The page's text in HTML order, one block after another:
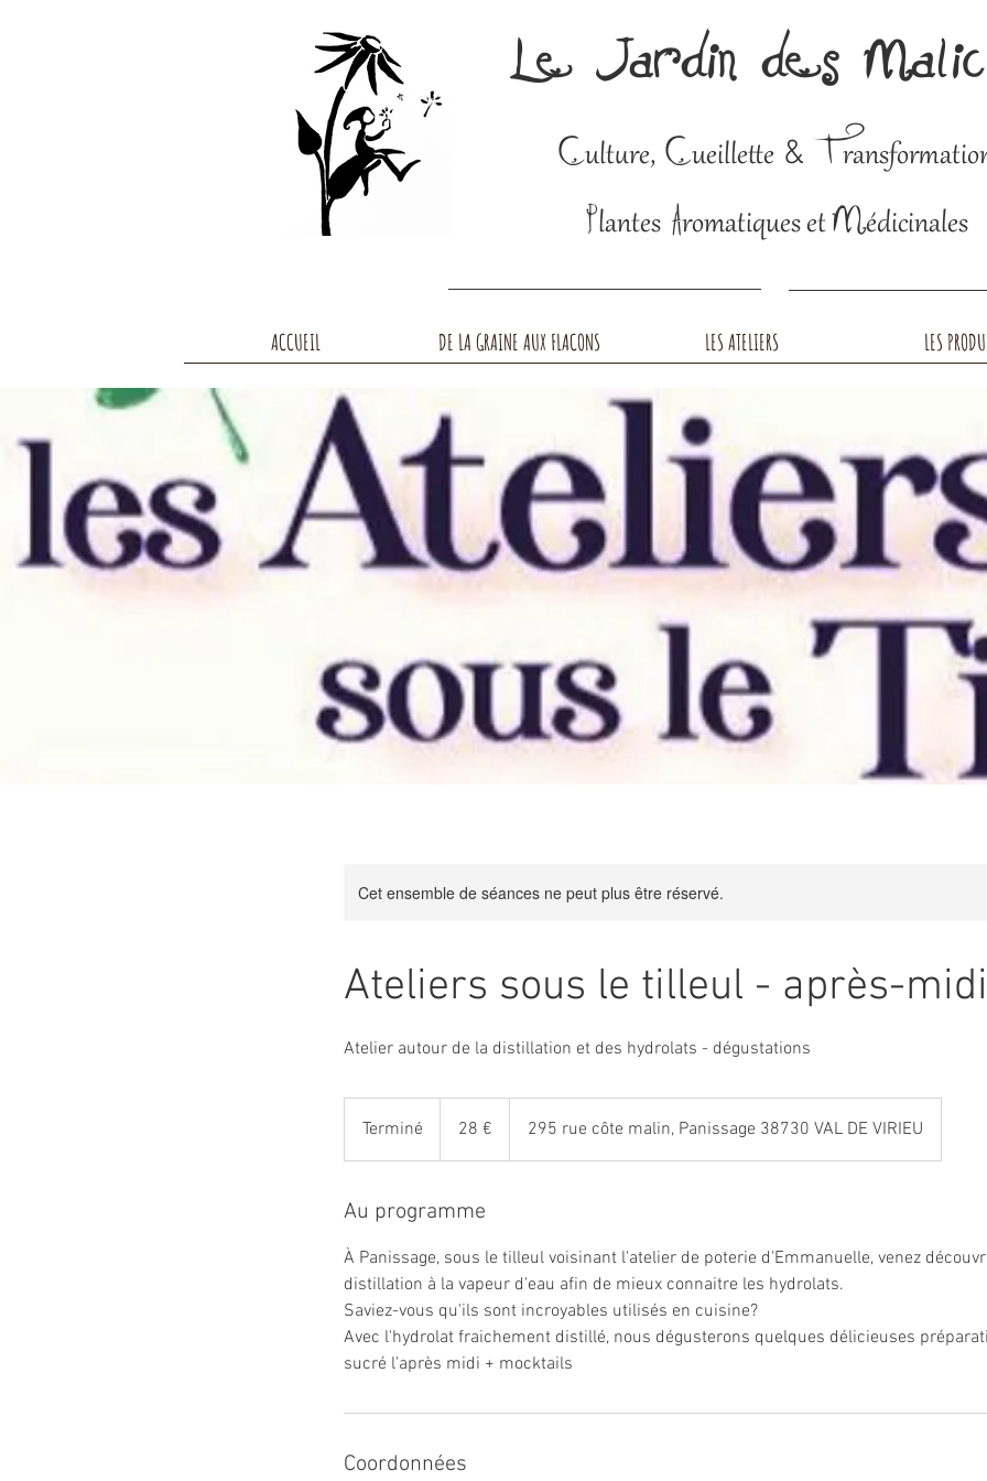
Le Jardin des
Culture, Cueillette & T
Plantes Aromatiques etMédicinales
ACCUEIL DE LA GRAINE AUX FLACONS LES ATELIERS LES
Cet ensemble de séances ne peut plus être réservé.
Ateliers sous le tilleul - après-midi
Atelier autour de la distillation et des hydrolats - dégustations
Terminé
e
m
n
é
28 € 295 rue côte malin, Panissage 38730 VAL DE VIRIEU
Au programme
À Panissage, sous le tilleul voisinant l'atelier de poterie d'Emmanuelle, venez
distillation à la vapeur d'eau afin de mieux connaitre les hydrolats.
Saviez-vous qu'ils sont incroyables utilisés en cuisine?
Avec l'hydrolat fraichement distillé, nous dégusterons quelques délicieuses
Coordonnées